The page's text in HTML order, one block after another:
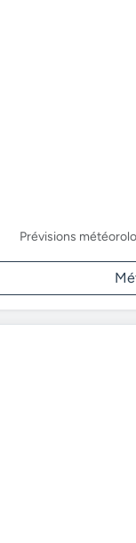
Prévisions